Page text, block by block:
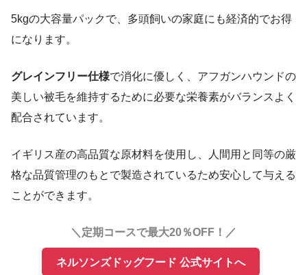
5kgの大容量パックで、多頭飼いの家庭にも経済的でお得
になります。
グレインフリー仕様で消化に優しく、アフガンハウンドの
美しい被毛を維持するために必要な栄養素がバランスよく
配合されています。
イギリス産の高品質な原材料を使用し、人間用と同等の厳
格な品質管理のもとで製造されているため安心して与える
ことができます。
＼定期コースで最大20％OFF！／
ネルソンズドッグフード 公式サイトへ